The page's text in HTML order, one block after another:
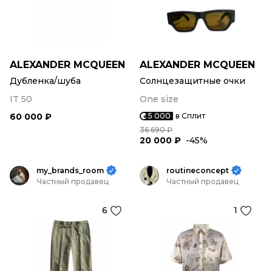
ALEXANDER MCQUEEN
Дубленка/шуба
IT 50
60 000 ₽
ALEXANDER MCQUEEN
Солнцезащитные очки
One size
5 000 в Сплит
36 690 ₽
20 000 ₽ -45%
my_brands_room
Частный продавец
6
routineconcept
Частный продавец
1